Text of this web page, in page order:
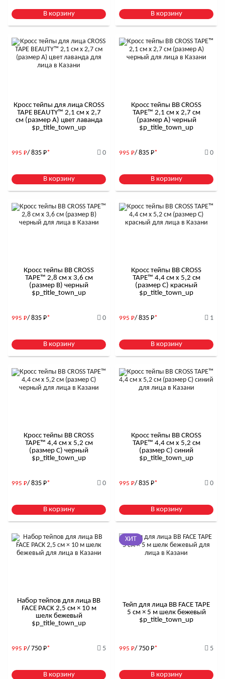
В корзину В корзину
Кросс тейпы для лица CROSS
TAPE BEAUTY™ 2,1 см x 2,7
см (размер А) цвет лаванда
$р_title_town_up
995 Р/ 835 Р* 0
В корзину
Кросс тейпы BB CROSS
TAPE™ 2,1 см x 2,7 см
(размер А) черный
$р_title_town_up
995 Р/ 835 Р* 0
В корзину
Кросс тейпы BB CROSS
TAPE™ 2,8 см x 3,6 см
(размер B) черный
$р_title_town_up
995 Р/ 835 Р* 0
В корзину
Кросс тейпы BB CROSS
TAPE™ 4,4 см x 5,2 см
(размер С) красный
$р_title_town_up
995 Р/ 835 Р* 1
В корзину
Кросс тейпы BB CROSS
TAPE™ 4,4 см x 5,2 см
(размер С) черный
$р_title_town_up
995 Р/ 835 Р* 0
В корзину
Кросс тейпы BB CROSS
TAPE™ 4,4 см x 5,2 см
(размер С) синий
$р_title_town_up
995 Р/ 835 Р* 0
В корзину
Набор тейпов для лица BB
FACE PACK 2,5 см × 10 м
шелк бежевый
$р_title_town_up
995 Р/ 750 Р* 5
В корзину
ХИТ
Тейп для лица BB FACE TAPE
5 см × 5 м шелк бежевый
$р_title_town_up
995 Р/ 750 Р* 5
В корзину